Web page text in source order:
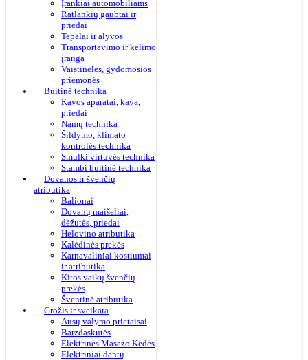
Įrankiai automobiliams
Ratlankių gaubtai ir
priedai
Tepalai ir alyvos
Transportavimo ir kėlimo
įranga
Vaistinėlės, gydomosios
priemonės
Buitinė technika
Kavos aparatai, kava,
priedai
Namų technika
Šildymo, klimato
kontrolės technika
Smulki virtuvės technika
Stambi buitinė technika
Dovanos ir švenčių
atributika
Balionai
Dovanų maišeliai,
dėžutės, priedai
Helovino atributika
Kalėdinės prekės
Karnavaliniai kostiumai
ir atributika
Kitos vaikų švenčių
prekės
Šventinė atributika
Grožis ir sveikata
Ausų valymo prietaisai
Barzdaskutės
Elektrinės Masažo Kėdės
Elektriniai dantų